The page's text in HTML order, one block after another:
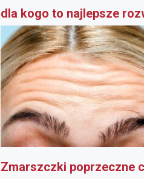
dla kogo to najlepsze
Zmarszczki poprzeczne